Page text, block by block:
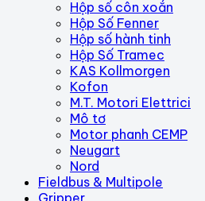
Hộp số côn xoắn
Hộp Số Fenner
Hộp số hành tinh
Hộp Số Tramec
KAS Kollmorgen
Kofon
M.T. Motori Elettrici
Mô tơ
Motor phanh CEMP
Neugart
Nord
Fieldbus & Multipole
Gripper